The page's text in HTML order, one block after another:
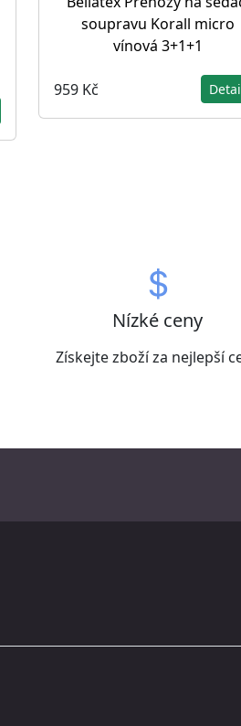
soupravu Korall micro
vínová 3+1+1
959 Kč
Nízké ceny
Získejte zboží za nejlepší